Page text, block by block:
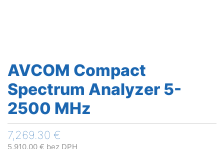
AVCOM Compact
Spectrum Analyzer 5-
2500 MHz
7,269.30 €
5,910.00 € bez DPH